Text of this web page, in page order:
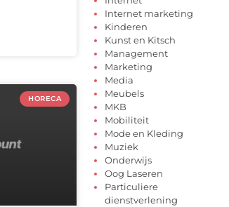
HORECA
Internet marketing
Kinderen
Kunst en Kitsch
Management
Marketing
Media
Meubels
MKB
Mobiliteit
Mode en Kleding
Muziek
Onderwijs
Oog Laseren
Particuliere
dienstverlening